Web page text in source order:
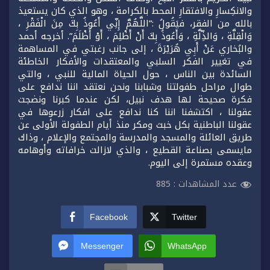
والانكِسارِ والافتقارِ المحط بالكرامة ، وهو الذي كان يستعيذ
بالله من الفقر، فيَقُولُ :”اللَّهُمَّ إِنِّي أَعُوذُ بِكَ مِنَ الْفَقْرِ ،
وَالْقِلَّةِ ، وَالذِّلَّةِ ، وَأَعُوذُ بِكَ أَنْ أَظْلِمَ ، أَوْ أُظْلَمَ”. أخرجه أحمد
والبُخاري عَنْ أَبِي هُرَيْرَةَ ، إلى جانب رغبتي في المساهمة
في تغيير الفكر السلبي والمعتقدات والأفكار الخاطئة
السائدة بين الناس ، حول الحياة المالية للنبي ، والتي
طوال مراحل طفولتنا وشبابنا ونحن نعتقد اننا ندافع على
فكرة صحيحة لها هدف نبيل، لكن عندما كبرنا ونضجت
عقولنا ، اكتشفنا اننا كنا ندافع على افكار زرعوها في
عقولنا الباطنية بكل خبث ومكر منذ أيام الطفولة الأولى عن
طريق العائلة والمسجد والمدرسة والمجتمع والإعلام ، وذاك
مايسمى بصناعة القطيع ، والذي لازالت خرافاته وأوهامه
وعقده مستمرة إلى اليوم.
عدد المشاهدات : 885
Facebook Twitter
Messenger WhatsApp